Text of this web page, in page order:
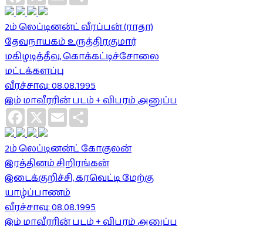
2ம் லெப்டினன்ட் வீரப்பன் (ராதா)
தேவநாயகம் உருத்திரகுமார்
மகிழடித்தீவு, கொக்கட்டிச்சோலை
மட்டக்களப்பு
வீரச்சாவு: 08.08.1995
இம் மாவீரரின் படம் + விபரம் அனுப்ப
Facebook
X Email
2ம் லெப்டினன்ட் கோகுலன்
இரத்தினம் சிறிரங்கன்
இடைக்குறிச்சி, கரவெட்டி மேற்கு
யாழ்ப்பாணம்
வீரச்சாவு: 08.08.1995
இம் மாவீரரின் படம் + விபரம் அனுப்ப